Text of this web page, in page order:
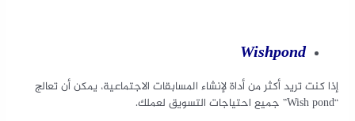
Wishpond
إذا كنت تريد أكثر من أداة لإنشاء المسابقات الاجتماعية، يمكن أن تعالج